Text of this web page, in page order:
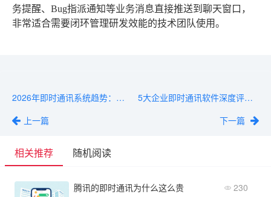
务提醒、Bug指派通知等业务消息直接推送到聊天窗口，
非常适合需要闭环管理研发效能的技术团队使用。
2026年即时通讯系统趋势：从功能迭代到选型方向
上一篇
5大企业即时通讯软件深度评测：功能、安全、成本全维度对比
下一篇
相关推荐 随机阅读
腾讯的即时通讯为什么这么贵 230